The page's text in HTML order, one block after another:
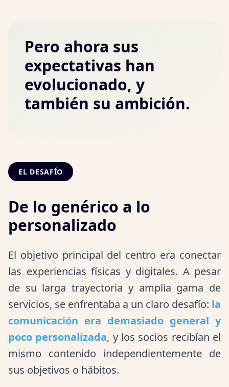
Pero ahora sus
expectativas han
evolucionado, y
también su ambición.
EL DESAFÍO
De lo genérico a lo
personalizado
El objetivo principal del centro era conectar
las experiencias físicas y digitales. A pesar
de su larga trayectoria y amplia gama de
servicios, se enfrentaba a un claro desafío: la
comunicación era demasiado general y
poco personalizada, y los socios recibían el
mismo contenido independientemente de
sus objetivos o hábitos.